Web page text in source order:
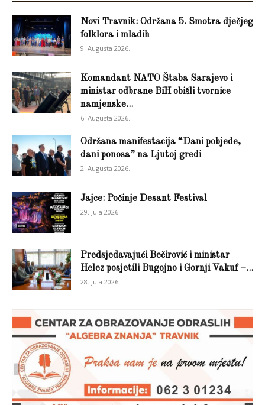
Novi Travnik: Održana 5. Smotra dječjeg
folklora i mladih
9. Augusta 2026.
Komandant NATO Štaba Sarajevo i
ministar odbrane BiH obišli tvornice
namjenske...
6. Augusta 2026.
Održana manifestacija “Dani pobjede,
dani ponosa” na Ljutoj gredi
2. Augusta 2026.
Jajce: Počinje Desant Festival
29. Jula 2026.
Predsjedavajući Bečirović i ministar
Helez posjetili Bugojno i Gornji Vakuf –...
28. Jula 2026.